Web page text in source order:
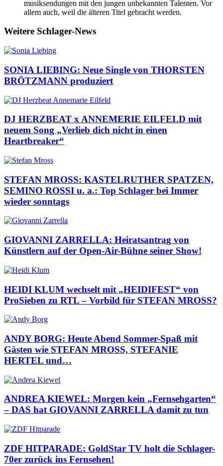
musiksendungen mit den jungen unbekannten Talenten. Vor
allem auch, weil die älteren Titel gebracht werden.
Weitere Schlager-News
SONIA LIEBING: Neue Single von THORSTEN
BRÖTZMANN produziert
DJ HERZBEAT x ANNEMERIE EILFELD mit
neuem Song „Verlieb dich nicht in einen
Heartbreaker“
STEFAN MROSS: KASTELRUTHER SPATZEN,
SEMINO ROSSI u. a.: Top Schlager bei Immer
wieder sonntags
GIOVANNI ZARRELLA: Heiratsantrag von
Künstlern auf der Open-Air-Bühne seiner Show!
HEIDI KLUM wechselt mit „HEIDIFEST“ von
ProSieben zu RTL – Vorbild für STEFAN MROSS?
ANDY BORG: Heute Abend Sommer-Spaß mit
Gästen wie STEFAN MROSS, STEFANIE
HERTEL und…
ANDREA KIEWEL: Morgen kein „Fernsehgarten“
– DAS hat GIOVANNI ZARRELLA damit zu tun
ZDF HITPARADE: GoldStar TV holt die Schlager-
70er zurück ins Fernsehen!